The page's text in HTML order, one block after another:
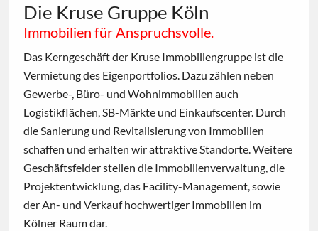
Die Kruse Gruppe Köln
Immobilien für Anspruchsvolle.
Das Kerngeschäft der Kruse Immobiliengruppe ist die
Vermietung des Eigenportfolios. Dazu zählen neben
Gewerbe-, Büro- und Wohnimmobilien auch
Logistikflächen, SB-Märkte und Einkaufscenter. Durch
die Sanierung und Revitalisierung von Immobilien
schaffen und erhalten wir attraktive Standorte. Weitere
Geschäftsfelder stellen die Immobilienverwaltung, die
Projektentwicklung, das Facility-Management, sowie
der An- und Verkauf hochwertiger Immobilien im
Kölner Raum dar.